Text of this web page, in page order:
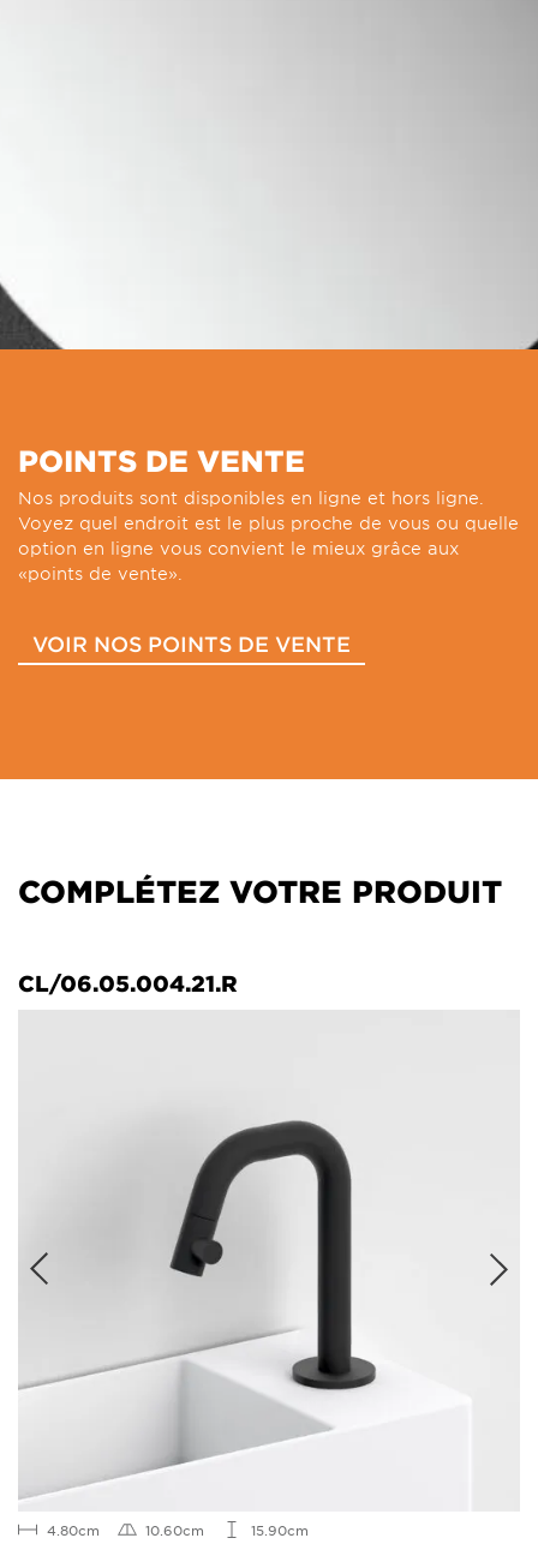
POINTS DE VENTE
Nos produits sont disponibles en ligne et hors ligne.
Voyez quel endroit est le plus proche de vous ou quelle
option en ligne vous convient le mieux grâce aux
«points de vente».
VOIR NOS POINTS DE VENTE
COMPLÉTEZ VOTRE PRODUIT
CL/06.05.004.21.R
4.80cm 10.60cm 15.90cm